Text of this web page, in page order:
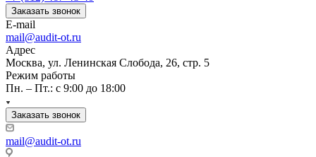
Заказать звонок
E-mail
mail@audit-ot.ru
Адрес
Москва, ул. Ленинская Слобода, 26, стр. 5
Режим работы
Пн. – Пт.: с 9:00 до 18:00
Заказать звонок
mail@audit-ot.ru